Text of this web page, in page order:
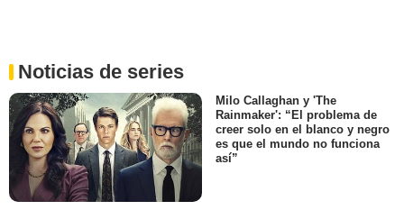
Noticias de series
Milo Callaghan y 'The
Rainmaker': “El problema de
creer solo en el blanco y negro
es que el mundo no funciona
así”